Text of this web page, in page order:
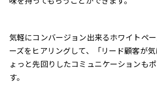
気軽にコンバージョン出来るホワイトペ
ーズをヒアリングして、「リード顧客が
ょっと先回りしたコミュニケーションも
す。